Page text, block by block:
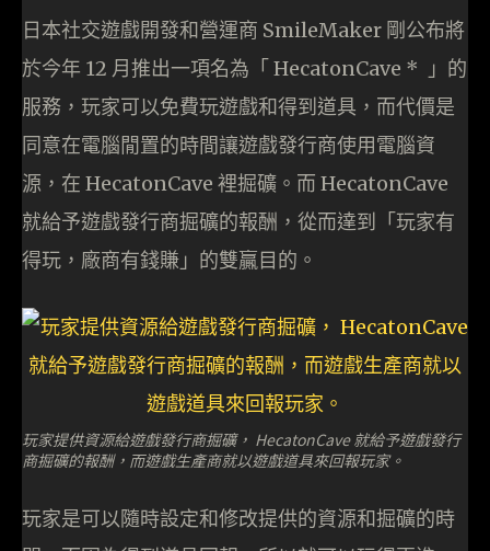
日本社交遊戲開發和營運商 SmileMaker 剛公布將
於今年 12 月推出一項名為「 HecatonCave * 」的
服務，玩家可以免費玩遊戲和得到道具，而代價是
同意在電腦閒置的時間讓遊戲發行商使用電腦資
源，在 HecatonCave 裡掘礦。而 HecatonCave
就給予遊戲發行商掘礦的報酬，從而達到「玩家有
得玩，廠商有錢賺」的雙贏目的。
玩家提供資源給遊戲發行商掘礦， HecatonCave 就給予遊戲發行
商掘礦的報酬，而遊戲生產商就以遊戲道具來回報玩家。
玩家是可以隨時設定和修改提供的資源和掘礦的時